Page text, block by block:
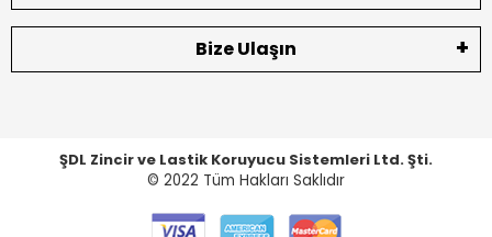
Bize Ulaşın
ŞDL Zincir ve Lastik Koruyucu Sistemleri Ltd. Şti.
© 2022 Tüm Hakları Saklıdır